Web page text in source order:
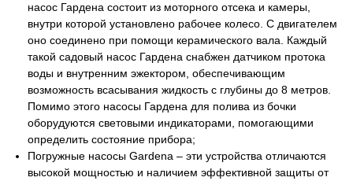
насос Гардена состоит из моторного отсека и камеры,
внутри которой установлено рабочее колесо. С двигателем
оно соединено при помощи керамического вала. Каждый
такой садовый насос Гардена снабжен датчиком протока
воды и внутренним эжектором, обеспечивающим
возможность всасывания жидкость с глубины до 8 метров.
Помимо этого насосы Гардена для полива из бочки
оборудуются световыми индикаторами, помогающими
определить состояние прибора;
Погружные насосы Gardena – эти устройства отличаются
высокой мощностью и наличием эффективной защиты от